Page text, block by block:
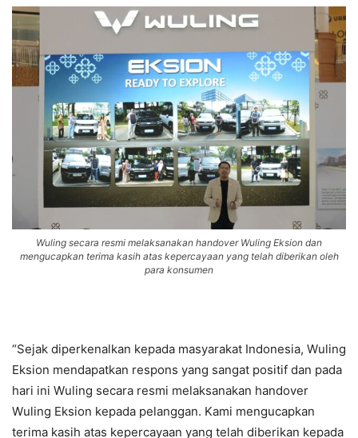
Wuling secara resmi melaksanakan handover Wuling Eksion dan
mengucapkan terima kasih atas kepercayaan yang telah diberikan oleh
para konsumen
“Sejak diperkenalkan kepada masyarakat Indonesia, Wuling
Eksion mendapatkan respons yang sangat positif dan pada
hari ini Wuling secara resmi melaksanakan handover
Wuling Eksion kepada pelanggan. Kami mengucapkan
terima kasih atas kepercayaan yang telah diberikan kepada